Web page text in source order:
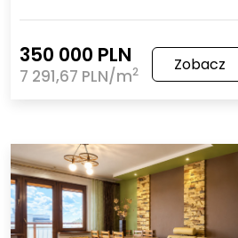
350 000 PLN
7 291,67 PLN/m2 Zobacz